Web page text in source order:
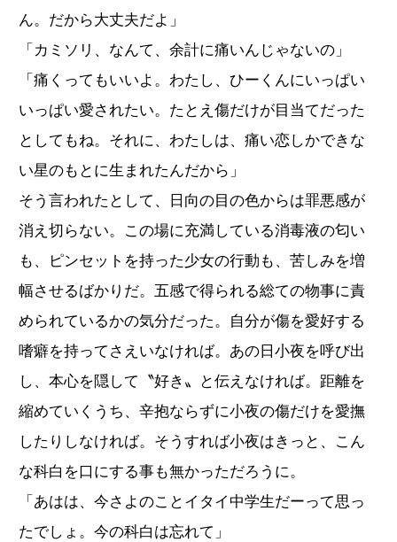
ん。だから大丈夫だよ」
「カミソリ、なんて、余計に痛いんじゃないの」
「痛くってもいいよ。わたし、ひーくんにいっぱい
いっぱい愛されたい。たとえ傷だけが目当てだった
としてもね。それに、わたしは、痛い恋しかできな
い星のもとに生まれたんだから」
そう言われたとして、日向の目の色からは罪悪感が
消え切らない。この場に充満している消毒液の匂い
も、ピンセットを持った少女の行動も、苦しみを増
幅させるばかりだ。五感で得られる総ての物事に責
められているかの気分だった。自分が傷を愛好する
嗜癖を持ってさえいなければ。あの日小夜を呼び出
し、本心を隠して〝好き〟と伝えなければ。距離を
縮めていくうち、辛抱ならずに小夜の傷だけを愛撫
したりしなければ。そうすれば小夜はきっと、こん
な科白を口にする事も無かっただろうに。
「あはは、今さよのことイタイ中学生だーって思っ
たでしょ。今の科白は忘れて」